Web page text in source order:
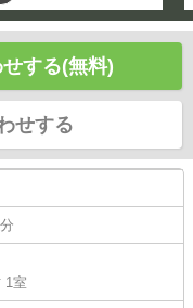
する(無料)
せする
1室